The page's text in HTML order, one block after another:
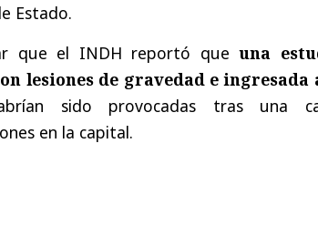
Estado.
que el INDH reportó queuna
lesiones de gravedad e ingresada
sido provocadas tras una
en la capital.